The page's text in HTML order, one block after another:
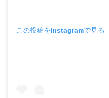
この投稿をInstagramで見る